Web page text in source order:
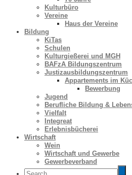
Kulturbüro
Vereine
Haus der Vereine
Bildung
KiTas
Schulen
Kulturgießerei und MGH
BAFzA Bildungszentrum
Justizausbildungszentrum
Appartements im
Bewerbung
Jugend
Berufliche Bildung &
Vielfalt
Integreat
Erlebnisbücherei
Wirtschaft
Wein
Wirtschaft und Gewerbe
Gewerbeverband